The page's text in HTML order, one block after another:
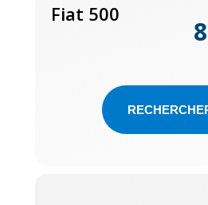
Fiat 500